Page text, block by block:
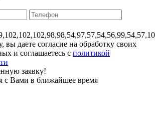
даете согласие на обработку своих
и соглашаетесь с политикой
заявку!
с Вами в ближайшее время